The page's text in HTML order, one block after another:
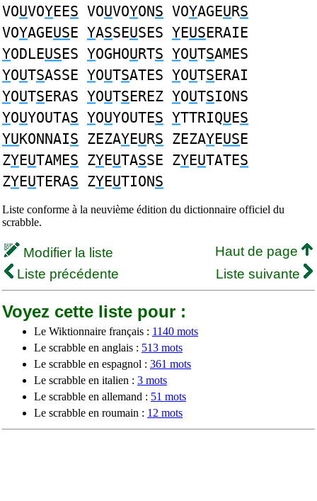
VOUVOYEES VOUVOYONS VOYAGEURS
VOYAGEUSE YASSEUSES YEUSERAIE
YODLEUSES YOGHOURTS YOUTSAMES
YOUTSASSE YOUTSATES YOUTSERAI
YOUTSERAS YOUTSEREZ YOUTSIONS
YOUYOUTAS YOUYOUTES YTTRIQUES
YUKONNAIS ZEZAYEURS ZEZAYEUSE
ZYEUTAMES ZYEUTASSE ZYEUTATES
ZYEUTERAS ZYEUTIONS
Liste conforme à la neuvième édition du dictionnaire officiel du
scrabble.
Modifier la liste
Haut de page
Liste précédente
Liste suivante
Voyez cette liste pour :
Le Wiktionnaire français : 1140 mots
Le scrabble en anglais : 513 mots
Le scrabble en espagnol : 361 mots
Le scrabble en italien : 3 mots
Le scrabble en allemand : 51 mots
Le scrabble en roumain : 12 mots